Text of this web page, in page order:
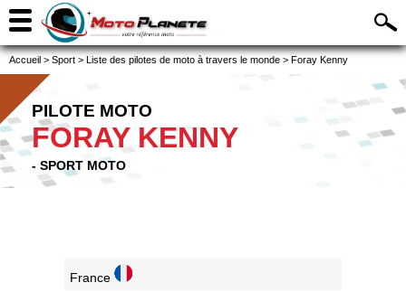
Accueil > Sport > Liste des pilotes de moto à travers le monde > Foray Kenny
PILOTE MOTO
FORAY KENNY
- SPORT MOTO
France